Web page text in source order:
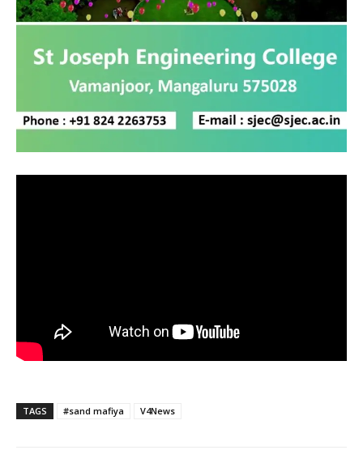
TAGS #sand mafiya V4News